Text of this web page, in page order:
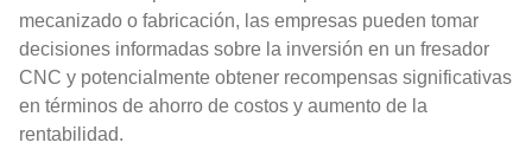
mecanizado o fabricación, las empresas pueden tomar
decisiones informadas sobre la inversión en un fresador
CNC y potencialmente obtener recompensas significativas
en términos de ahorro de costos y aumento de la
rentabilidad.